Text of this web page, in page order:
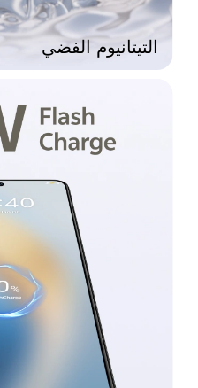
التيتانيوم الفضي